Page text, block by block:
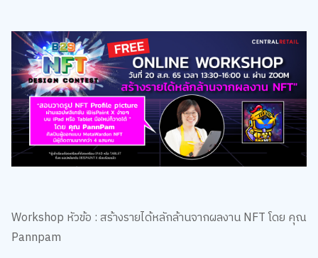
Workshop หัวข้อ : สร้างรายได้หลักล้านจากผลงาน NFT โดย คุณ
Pannpam​